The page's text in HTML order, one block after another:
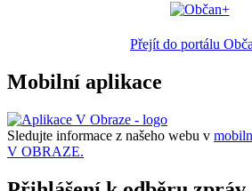
Přejít do portálu
Mobilní aplikace
Sledujte informace z našeho webu v
V OBRAZE.